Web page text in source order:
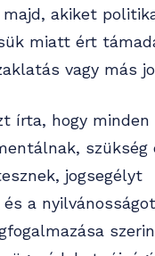
akiket
miatt ért
vagy más
írta, hogy
szükség
jogsegélyt
a